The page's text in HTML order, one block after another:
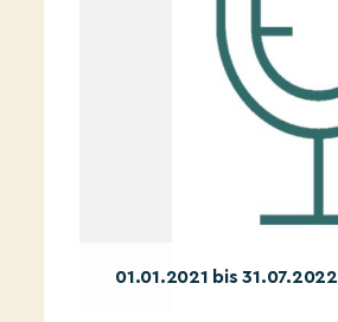
01.01.2021 bis 31.07.2022